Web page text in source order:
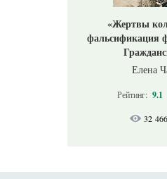
«Жертвы
фальсификация
Елена
Рейтинг: 9.1
32 466